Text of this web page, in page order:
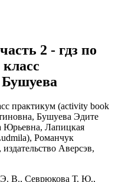
2 - гдз по
В., Севрюкова Т. Ю.,